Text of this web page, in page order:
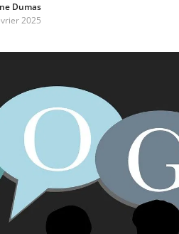
Dumas
2025